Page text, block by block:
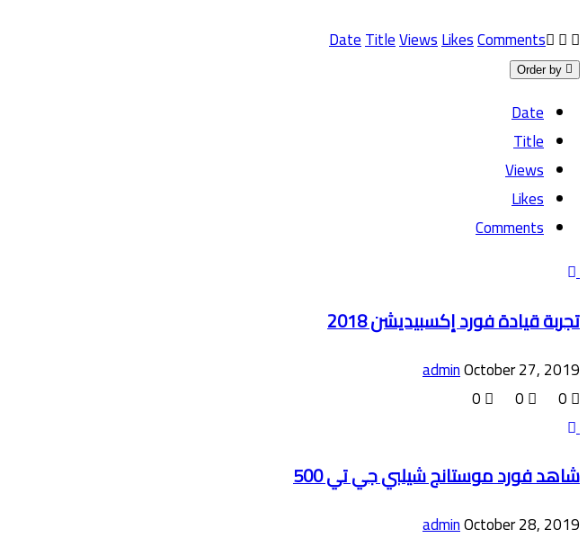
DateTitleViewsLikesComments
Order by
Date
Title
Views
Likes
Comments
تجربة قيادة فورد إكسبيديشن 2018
adminOctober 27, 2019
شاهد فورد موستانج شيلبي جي تي 500
adminOctober 28, 2019